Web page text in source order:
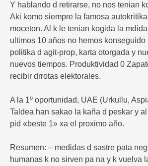
Y hablando d retirarse, no nos tenian
Aki komo siempre la famosa
moceton. Al k le tenian kogida la
ultimos 10 años no hemos konseguido
politika d agit-prop, karta otorgada y
nuevos tiempos. Produktividad 0
recibir drrotas elektorales.
A la 1º oportunidad, UAE (Urkullu,
Taldea han sakao la kaña d peskar y
pid «beste 1» xa el proximo año.
Resumen: – medidas d sastre pata
humanas k no sirven pa na y k vuelva